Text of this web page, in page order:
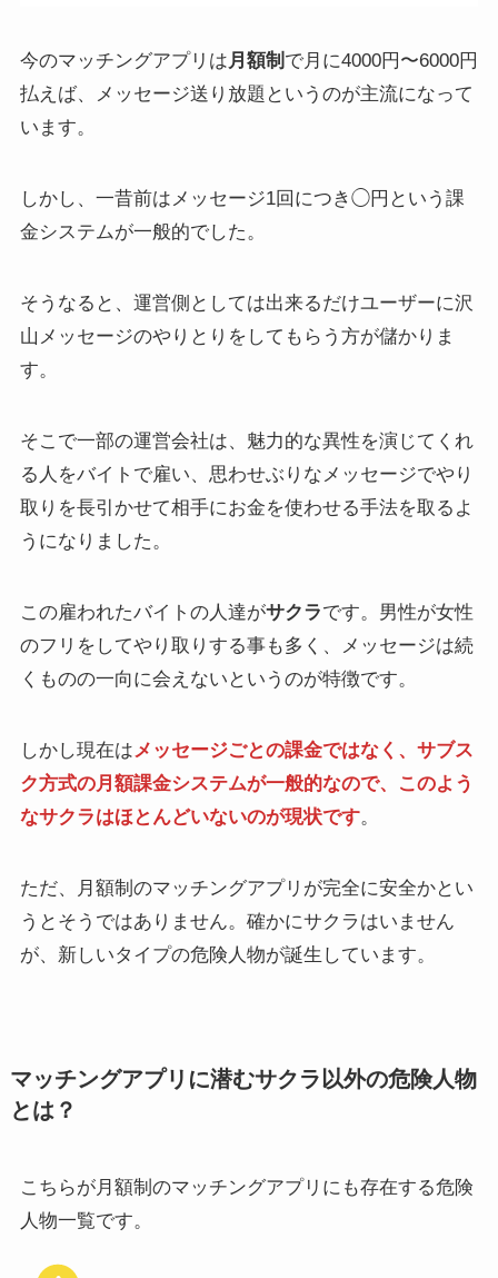
今のマッチングアプリは月額制 で月に4000円〜6000円
払えば、メッセージ送り放題というのが主流になって
います。
しかし、一昔前はメッセージ1回につき◯円という課
金システムが一般的でした。
そうなると、運営側としては出来るだけユーザーに沢
山メッセージのやりとりをしてもらう方が儲かりま
す。
そこで一部の運営会社は、魅力的な異性を演じてくれ
る人をバイトで雇い、思わせぶりなメッセージでやり
取りを長引かせて相手にお金を使わせる手法を取るよ
うになりました。
この雇われたバイトの人達がサクラです。男性が女性
のフリをしてやり取りする事も多く、メッセージは続
くものの一向に会えないというのが特徴です。
しかし現在はメッセージごとの課金ではなく、サブス
ク方式の月額課金システムが一般的なので、このよう
なサクラはほとんどいないのが現状です。
ただ、月額制のマッチングアプリが完全に安全かとい
うとそうではありません。確かにサクラはいません
が、新しいタイプの危険人物が誕生しています。
マッチングアプリに潜むサクラ以外の危険人物
とは？
こちらが月額制のマッチングアプリにも存在する危険
人物一覧です。